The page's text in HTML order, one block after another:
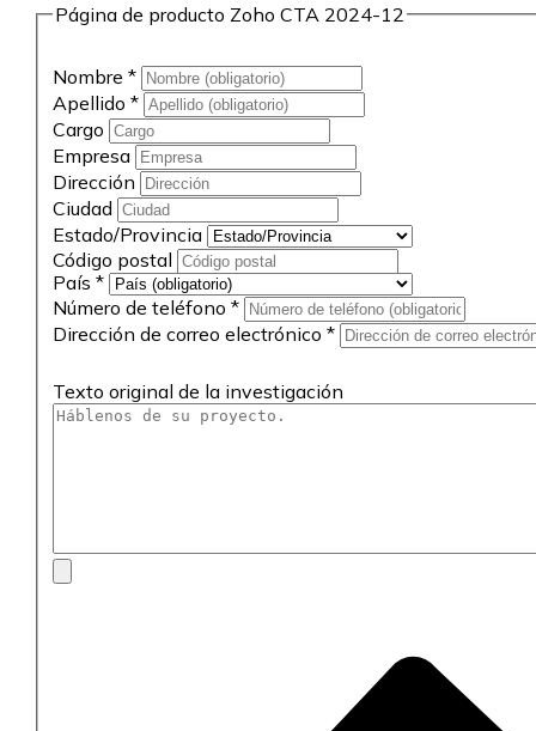
Página de producto Zoho CTA 2024-12
Nombre *
Apellido *
Cargo
Empresa
Dirección
Ciudad
Estado/Provincia
Código postal
País *
Número de teléfono *
Dirección de correo electrónico *
Texto original de la investigación